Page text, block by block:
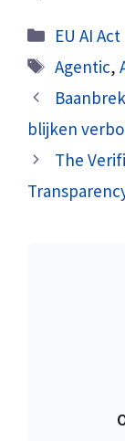
EU AI Act
Tags
Agentic,
blijken
The